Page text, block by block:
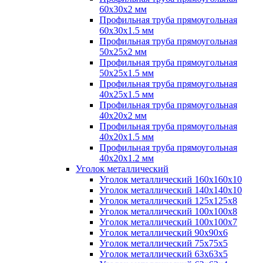
60х30х2 мм
Профильная труба прямоугольная
60х30х1.5 мм
Профильная труба прямоугольная
50х25х2 мм
Профильная труба прямоугольная
50х25х1.5 мм
Профильная труба прямоугольная
40х25х1.5 мм
Профильная труба прямоугольная
40х20х2 мм
Профильная труба прямоугольная
40х20х1.5 мм
Профильная труба прямоугольная
40х20х1.2 мм
Уголок металлический
Уголок металлический 160х160х10
Уголок металлический 140х140х10
Уголок металлический 125х125х8
Уголок металлический 100х100х8
Уголок металлический 100х100х7
Уголок металлический 90х90х6
Уголок металлический 75х75х5
Уголок металлический 63х63х5